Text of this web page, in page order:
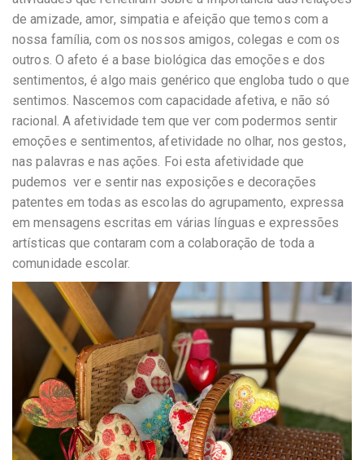
de amizade, amor, simpatia e afeição que temos com a
nossa família, com os nossos amigos, colegas e com os
outros. O afeto é a base biológica das emoções e dos
sentimentos, é algo mais genérico que engloba tudo o que
sentimos. Nascemos com capacidade afetiva, e não só
racional. A afetividade tem que ver com podermos sentir
emoções e sentimentos, afetividade no olhar, nos gestos,
nas palavras e nas ações. Foi esta afetividade que
pudemos ver e sentir nas exposições e decorações
patentes em todas as escolas do agrupamento, expressa
em mensagens escritas em várias línguas e expressões
artísticas que contaram com a colaboração de toda a
comunidade escolar.